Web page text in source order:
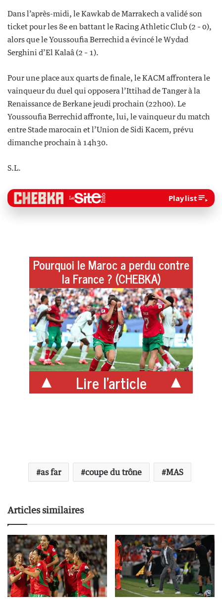
Dans l’après-midi, le Kawkab de Marrakech a validé son
ticket pour les 8e en battant le Racing Athletic Club (2 – 0),
alors que le Youssoufia Berrechid a évincé le Wydad
Serghini d’El Kalaâ (2 – 1).
Pour une place aux quarts de finale, le KACM affrontera le
vainqueur du duel qui opposera l’Ittihad de Tanger à la
Renaissance de Berkane jeudi prochain (22h00). Le
Youssoufia Berrechid affronte, lui, le vainqueur du match
entre Stade marocain et l’Union de Sidi Kacem, prévu
dimanche prochain à 14h30.
S.L.
Playlist
Pourquoi le Maroc a perdu contre
la France ? (CHEBKA)
Lire l'article
as far coupe du trône MAS
Articles similaires